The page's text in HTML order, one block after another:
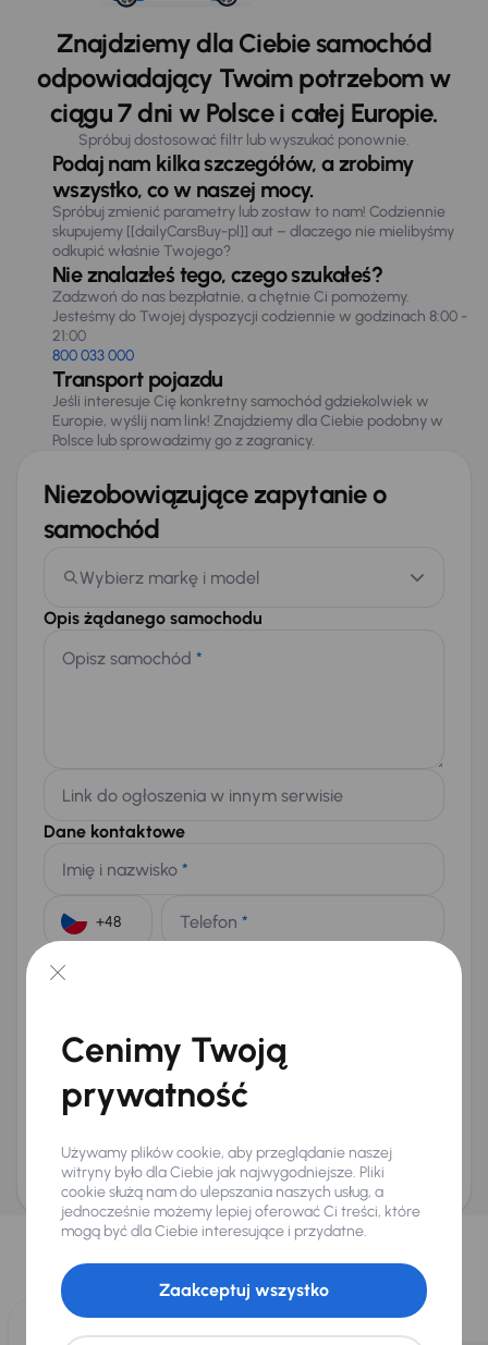
Znajdziemy dla Ciebie samochód
odpowiadający Twoim potrzebom w
ciągu 7 dni w Polsce i całej Europie.
Spróbuj dostosować filtr lub wyszukać ponownie.
Podaj nam kilka szczegółów, a zrobimy
wszystko, co w naszej mocy.
Spróbuj zmienić parametry lub zostaw to nam! Codziennie
skupujemy [[dailyCarsBuy-pl]] aut – dlaczego nie mielibyśmy
odkupić właśnie Twojego?
Nie znalazłeś tego, czego szukałeś?
Zadzwoń do nas bezpłatnie, a chętnie Ci pomożemy.
Jesteśmy do Twojej dyspozycji codziennie w godzinach 8:00 -
21:00
800 033 000
Transport pojazdu
Jeśli interesuje Cię konkretny samochód gdziekolwiek w
Europie, wyślij nam link! Znajdziemy dla Ciebie podobny w
Polsce lub sprowadzimy go z zagranicy.
Niezobowiązujące zapytanie o
samochód
Wybierz markę i model
Opis żądanego samochodu
Opisz samochód *
Link do ogłoszenia w innym serwisie
Dane kontaktowe
Imię i nazwisko *
Telefon *
E-mail
Na numer telefonu (opcjonalnie)
Wyślij zapytanie
ani zagwarantowaną dostępnością pojazdu. AURES Holdings a.s., z siedzibą
Dopraváků 874/15, Čimice, 184 00 Praga 8, będzie przechowywać i przetwarzać
Twoje dane osobowe zgodnie z zasadami ochrony i przetwarzaniadanych
osobowych
Wybraliśmy dla Ciebie
Wybieramy dla Ciebienajlepsze pojazdyz naszej oferty. Kupimy
dla Ciebiedo 400 pojazdówkażdego dnia.
Cenimy Twoją
prywatność
Używamy plików cookie, aby przeglądanie naszej
witryny było dla Ciebie jak najwygodniejsze. Pliki
cookie służą nam do ulepszania naszych usług, a
jednocześnie możemy lepiej oferować Ci treści, które
mogą być dla Ciebie interesujące i przydatne.
Zaakceptuj wszystko